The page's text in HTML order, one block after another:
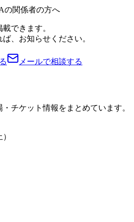
の関係者の方へ
できます。
、お知らせください。
メールで相談する
チケット情報をまとめています。